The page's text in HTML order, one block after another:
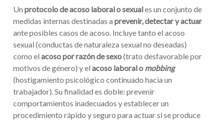
Un protocolo de acoso laboral o sexuales un conjunto de
medidas internas destinadas a prevenir, detectar y actuar
ante posibles casos de acoso. Incluye tanto el acoso
sexual (conductas de naturaleza sexual no deseadas)
como el acoso por razón de sexo(trato desfavorable por
motivos de género) y el acoso laboral o mobbing
(hostigamiento psicológico continuado hacia un
trabajador). Su finalidad es doble: prevenir
comportamientos inadecuados y establecer un
procedimiento rápido y seguro para actuar si se produce